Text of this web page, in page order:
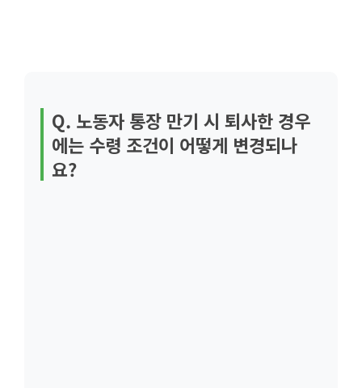
Q. 노동자 통장 만기 시 퇴사한 경우
에는 수령 조건이 어떻게 변경되나
요?